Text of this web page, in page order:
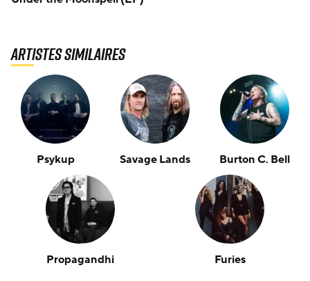
Artistes similaires
Psykup Savage Lands Burton C. Bell
Propagandhi Furies